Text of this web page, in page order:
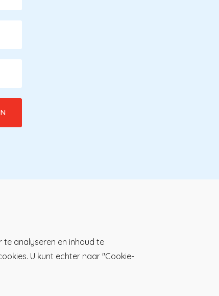
te analyseren en inhoud te
U kunt echter naar "Cookie-